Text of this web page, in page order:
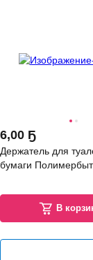
6,00 Ҕ
Держатель для
бумаги
В